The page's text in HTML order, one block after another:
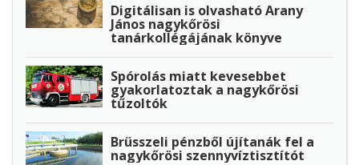
Digitálisan is olvasható Arany
János nagykőrösi
tanárkollégájának könyve
Spórolás miatt kevesebbet
gyakorlatoztak a nagykőrösi
tűzoltók
Brüsszeli pénzből újítanák fel a
nagykőrösi szennyvíztisztítót